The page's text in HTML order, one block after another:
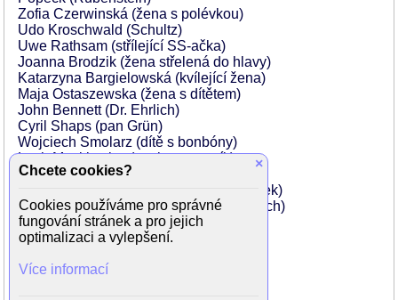
Zofia Czerwinská (žena s polévkou)
Udo Kroschwald (Schultz)
Uwe Rathsam (střílející SS-ačka)
Joanna Brodzik (žena střelená do hlavy)
Katarzyna Bargielowská (kvílející žena)
Maja Ostaszewska (žena s dítětem)
John Bennett (Dr. Ehrlich)
Cyril Shaps (pan Grün)
Wojciech Smolarz (dítě s bonbóny)
Lech Mackiewicz (spolupracovník)
Ruth Platt (Janina)
Frank-Michael Köbe (SS Shooting Benek)
Peter Rappenglück (SS Making a Speech)
Ronan Vibert (Janina manžel)
Krzysztof Pieczynski (Gebczynski)
Valentine Pelka (Dorotin manžel)
×
Chcete cookies?
Cookies používáme pro správné
fungování stránek a pro jejich
optimalizaci a vylepšení.
Více informací